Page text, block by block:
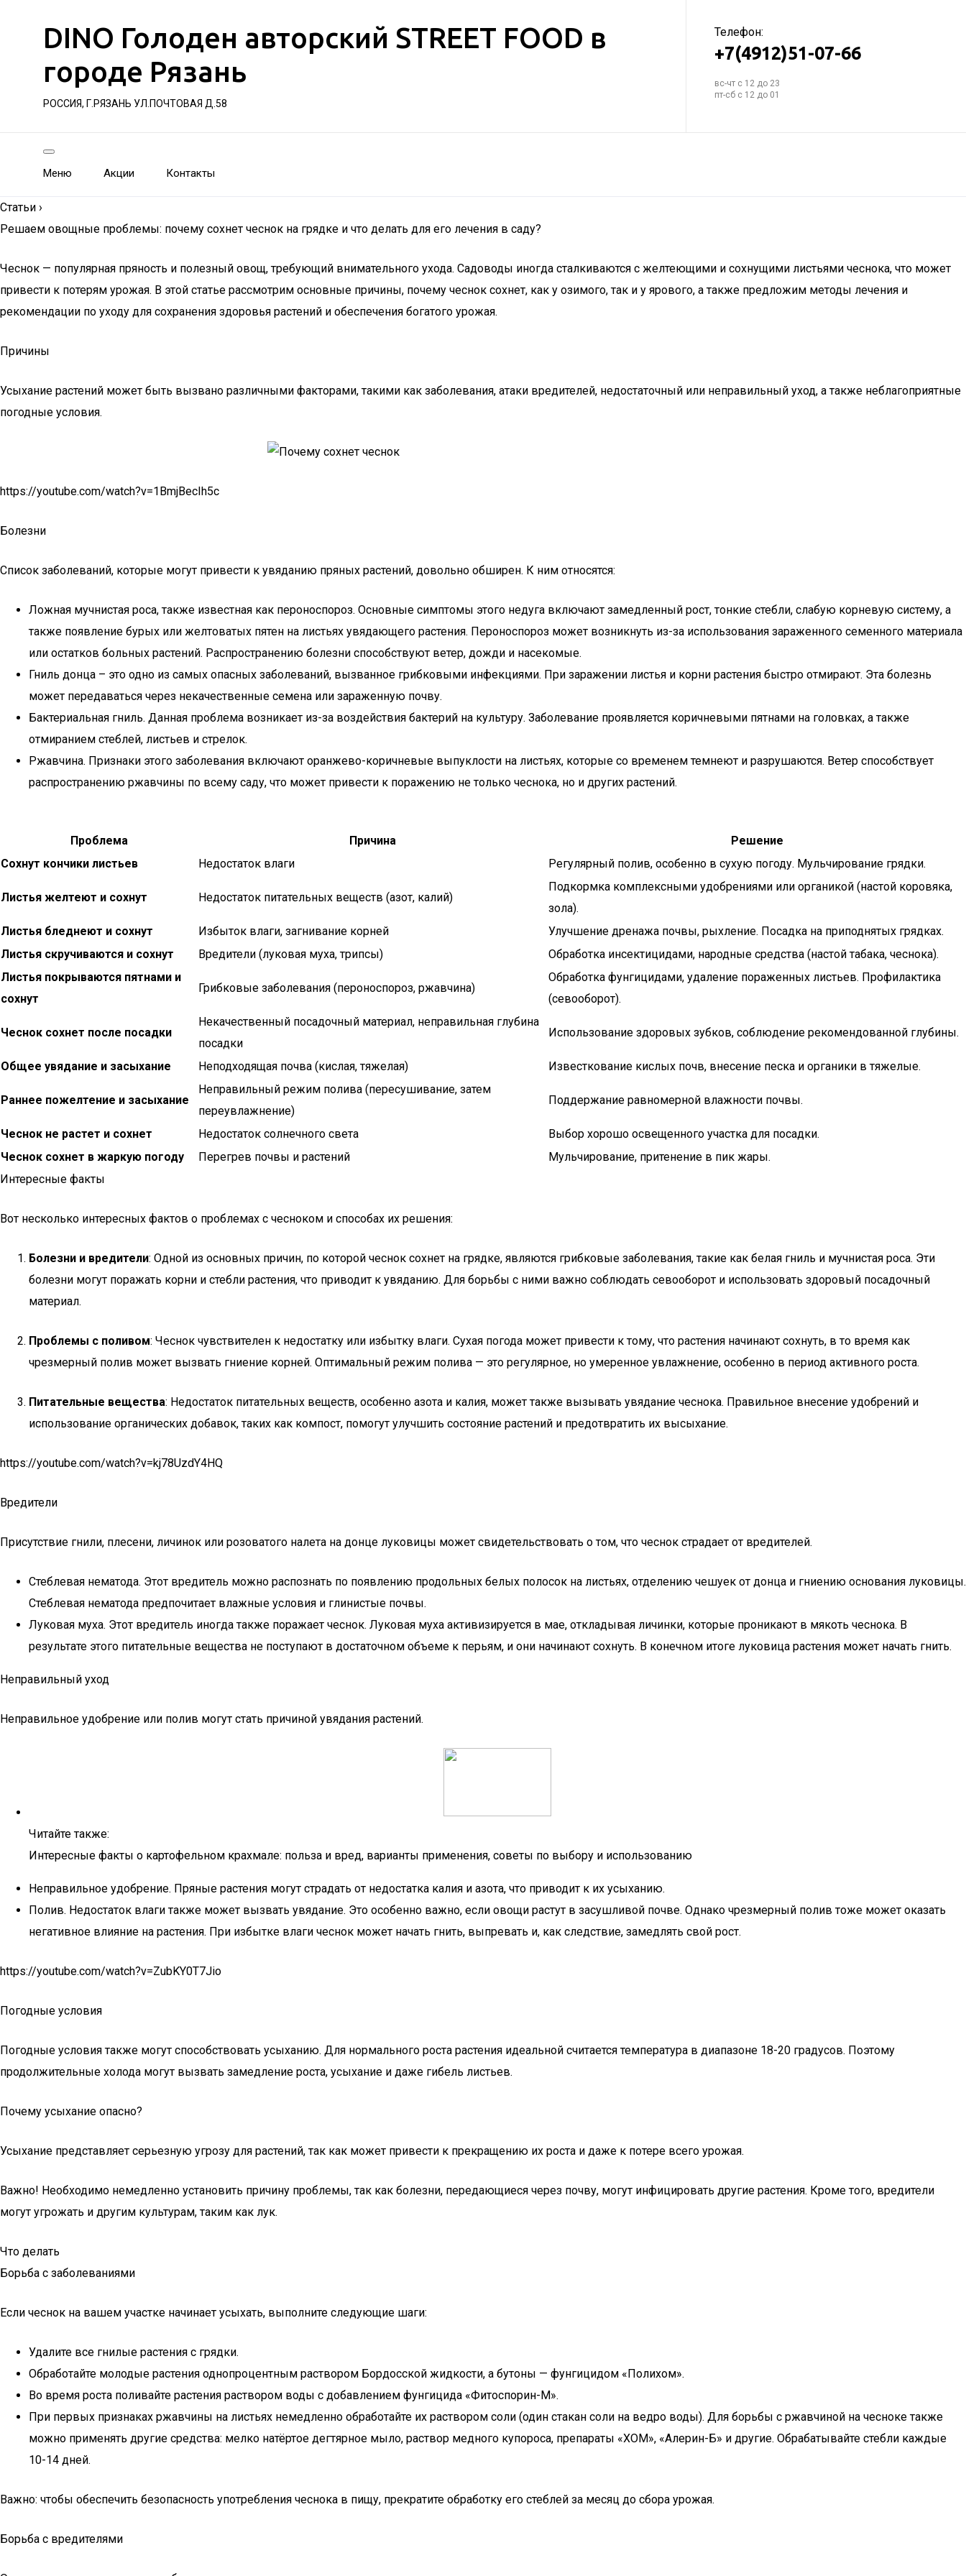
DINO Голоден авторский STREET FOOD в
городе Рязань
РОССИЯ, Г.РЯЗАНЬ УЛ.ПОЧТОВАЯ Д.58
Телефон:
+7(4912)51-07-66
вс-чт с 12 до 23
пт-сб с 12 до 01
Меню Акции Контакты
Статьи ›
Решаем овощные проблемы: почему сохнет чеснок на грядке и что делать для его лечения в саду?
Чеснок — популярная пряность и полезный овощ, требующий внимательного ухода. Садоводы иногда сталкиваются с желтеющими и сохнущими листьями чеснока, что может
привести к потерям урожая. В этой статье рассмотрим основные причины, почему чеснок сохнет, как у озимого, так и у ярового, а также предложим методы лечения и
рекомендации по уходу для сохранения здоровья растений и обеспечения богатого урожая.
Причины
Усыхание растений может быть вызвано различными факторами, такими как заболевания, атаки вредителей, недостаточный или неправильный уход, а также неблагоприятные
погодные условия.
https://youtube.com/watch?v=1BmjBecIh5c
Болезни
Список заболеваний, которые могут привести к увяданию пряных растений, довольно обширен. К ним относятся:
Ложная мучнистая роса, также известная как пероноспороз. Основные симптомы этого недуга включают замедленный рост, тонкие стебли, слабую корневую систему, а
также появление бурых или желтоватых пятен на листьях увядающего растения. Пероноспороз может возникнуть из-за использования зараженного семенного материала
или остатков больных растений. Распространению болезни способствуют ветер, дожди и насекомые.
Гниль донца – это одно из самых опасных заболеваний, вызванное грибковыми инфекциями. При заражении листья и корни растения быстро отмирают. Эта болезнь
может передаваться через некачественные семена или зараженную почву.
Бактериальная гниль. Данная проблема возникает из-за воздействия бактерий на культуру. Заболевание проявляется коричневыми пятнами на головках, а также
отмиранием стеблей, листьев и стрелок.
Ржавчина. Признаки этого заболевания включают оранжево-коричневые выпуклости на листьях, которые со временем темнеют и разрушаются. Ветер способствует
распространению ржавчины по всему саду, что может привести к поражению не только чеснока, но и других растений.
Проблема Причина
Решение
Сохнут кончики листьев
Недостаток влаги Регулярный полив, особенно в сухую погоду. Мульчирование грядки.
Листья желтеют и сохнут Недостаток питательных веществ (азот, калий)
Подкормка комплексными удобрениями или органикой (настой коровяка,
зола).
Листья бледнеют и сохнут
Избыток влаги, загнивание корней
Улучшение дренажа почвы, рыхление. Посадка на приподнятых грядках.
Листья скручиваются и сохнут
Вредители (луковая муха, трипсы)
Обработка инсектицидами, народные средства (настой табака, чеснока).
Листья покрываются пятнами и
сохнут
Грибковые заболевания (пероноспороз, ржавчина)
Обработка фунгицидами, удаление пораженных листьев. Профилактика
(севооборот).
Чеснок сохнет после посадки
Некачественный посадочный материал, неправильная глубина
посадки
Использование здоровых зубков, соблюдение рекомендованной глубины.
Общее увядание и засыхание Неподходящая почва (кислая, тяжелая) Известкование кислых почв, внесение песка и органики в тяжелые.
Раннее пожелтение и засыхание
Неправильный режим полива (пересушивание, затем
переувлажнение)
Поддержание равномерной влажности почвы.
Чеснок не растет и сохнет Недостаток солнечного света
Выбор хорошо освещенного участка для посадки.
Чеснок сохнет в жаркую погоду
Перегрев почвы и растений
Мульчирование, притенение в пик жары.
Интересные факты
Вот несколько интересных фактов о проблемах с чесноком и способах их решения:
Болезни и вредители: Одной из основных причин, по которой чеснок сохнет на грядке, являются грибковые заболевания, такие как белая гниль и мучнистая роса. Эти
болезни могут поражать корни и стебли растения, что приводит к увяданию. Для борьбы с ними важно соблюдать севооборот и использовать здоровый посадочный
материал.
Проблемы с поливом: Чеснок чувствителен к недостатку или избытку влаги. Сухая погода может привести к тому, что растения начинают сохнуть, в то время как
чрезмерный полив может вызвать гниение корней. Оптимальный режим полива — это регулярное, но умеренное увлажнение, особенно в период активного роста.
Питательные вещества: Недостаток питательных веществ, особенно азота и калия, может также вызывать увядание чеснока. Правильное внесение удобрений и
использование органических добавок, таких как компост, помогут улучшить состояние растений и предотвратить их высыхание.
https://youtube.com/watch?v=kj78UzdY4HQ
Вредители
Присутствие гнили, плесени, личинок или розоватого налета на донце луковицы может свидетельствовать о том, что чеснок страдает от вредителей.
Стеблевая нематода. Этот вредитель можно распознать по появлению продольных белых полосок на листьях, отделению чешуек от донца и гниению основания луковицы.
Стеблевая нематода предпочитает влажные условия и глинистые почвы.
Луковая муха. Этот вредитель иногда также поражает чеснок. Луковая муха активизируется в мае, откладывая личинки, которые проникают в мякоть чеснока. В
результате этого питательные вещества не поступают в достаточном объеме к перьям, и они начинают сохнуть. В конечном итоге луковица растения может начать гнить.
Неправильный уход
Неправильное удобрение или полив могут стать причиной увядания растений.
Читайте также:
Интересные факты о картофельном крахмале: польза и вред, варианты применения, советы по выбору и использованию
Неправильное удобрение. Пряные растения могут страдать от недостатка калия и азота, что приводит к их усыханию.
Полив. Недостаток влаги также может вызвать увядание. Это особенно важно, если овощи растут в засушливой почве. Однако чрезмерный полив тоже может оказать
негативное влияние на растения. При избытке влаги чеснок может начать гнить, выпревать и, как следствие, замедлять свой рост.
https://youtube.com/watch?v=ZubKY0T7Jio
Погодные условия
Погодные условия также могут способствовать усыханию. Для нормального роста растения идеальной считается температура в диапазоне 18-20 градусов. Поэтому
продолжительные холода могут вызвать замедление роста, усыхание и даже гибель листьев.
Почему усыхание опасно?
Усыхание представляет серьезную угрозу для растений, так как может привести к прекращению их роста и даже к потере всего урожая.
Важно! Необходимо немедленно установить причину проблемы, так как болезни, передающиеся через почву, могут инфицировать другие растения. Кроме того, вредители
могут угрожать и другим культурам, таким как лук.
Что делать
Борьба с заболеваниями
Если чеснок на вашем участке начинает усыхать, выполните следующие шаги:
Удалите все гнилые растения с грядки.
Обработайте молодые растения однопроцентным раствором Бордосской жидкости, а бутоны — фунгицидом «Полихом».
Во время роста поливайте растения раствором воды с добавлением фунгицида «Фитоспорин-М».
При первых признаках ржавчины на листьях немедленно обработайте их раствором соли (один стакан соли на ведро воды). Для борьбы с ржавчиной на чесноке также
можно применять другие средства: мелко натёртое дегтярное мыло, раствор медного купороса, препараты «ХОМ», «Алерин-Б» и другие. Обрабатывайте стебли каждые
10-14 дней.
Важно: чтобы обеспечить безопасность употребления чеснока в пищу, прекратите обработку его стеблей за месяц до сбора урожая.
Борьба с вредителями